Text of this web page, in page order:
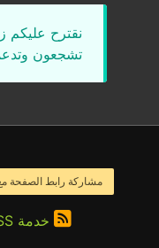
نقترح عليكم
تشجعون
مشاركة رابط الصفحة
خدمة RSS